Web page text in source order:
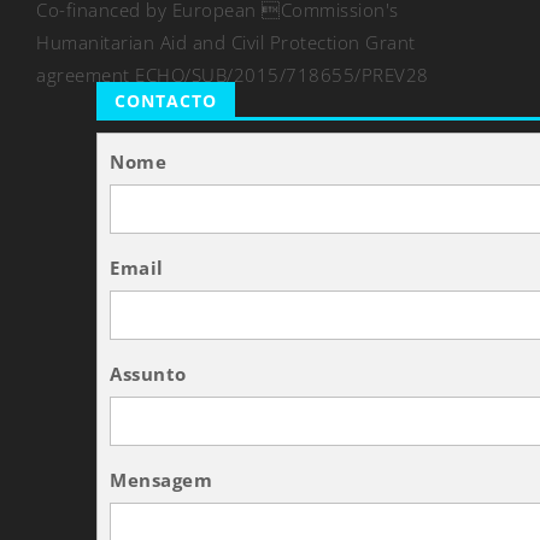
Co-financed by European Commission's
Humanitarian Aid and Civil Protection Grant
agreement ECHO/SUB/2015/718655/PREV28
CONTACTO
Nome
Email
Assunto
Mensagem